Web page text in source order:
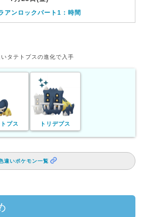
アンロックパート1：時間
タテトプスの進化で入手
プス トリデプス
違いポケモン一覧